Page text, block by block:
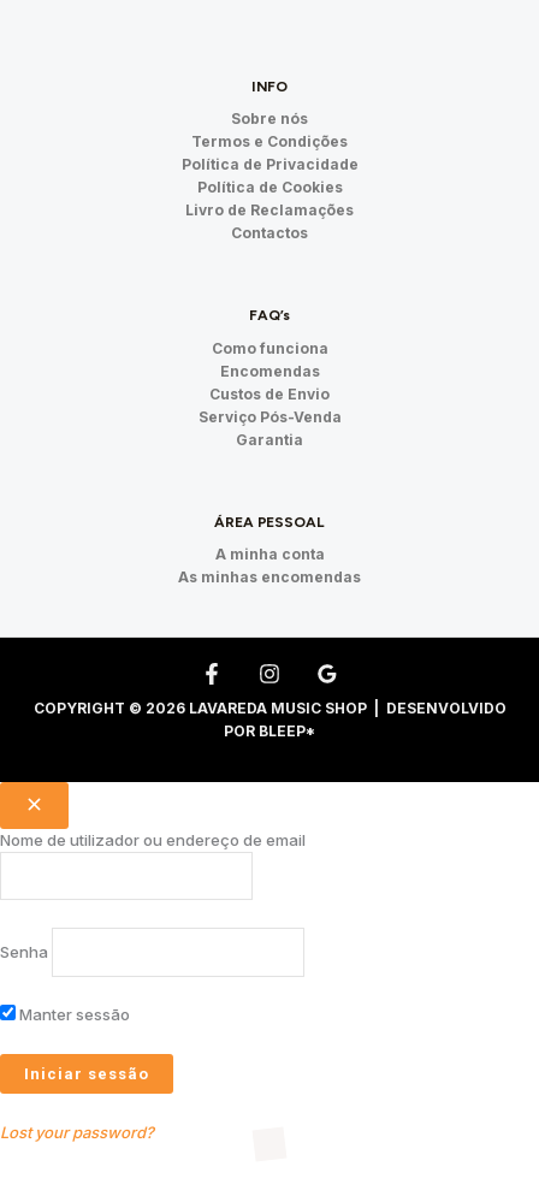
INFO
Sobre nós
Termos e Condições
Política de Privacidade
Política de Cookies
Livro de Reclamações
Contactos
FAQ’s
Como funciona
Encomendas
Custos de Envio
Serviço Pós-Venda
Garantia
ÁREA PESSOAL
A minha conta
As minhas encomendas
COPYRIGHT © 2026 LAVAREDA MUSIC SHOP | DESENVOLVIDO
POR BLEEP*
Nome de utilizador ou endereço de email
Senha
Manter sessão
Lost your password?